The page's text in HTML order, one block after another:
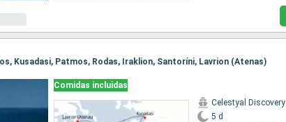
Kusadasi, Patmos, Rodas, Iraklion, Santoríni, Lavrion (Atenas)
Comidas incluidas
Celestyal Discovery
5 d